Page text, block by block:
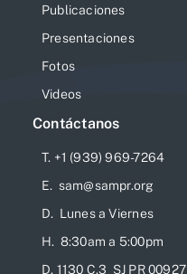
Publicaciones
Presentaciones
Fotos
Videos
Contáctanos
T. +1 (939) 969-7264
E. sam@sampr.org
D. Lunes a Viernes
H. 8:30am a 5:00pm
D. 1130 C.3 SJ PR 00927